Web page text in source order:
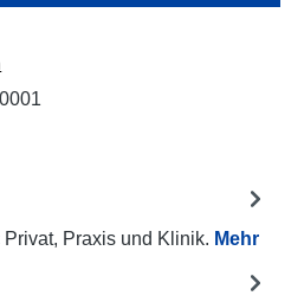
Praxis und Klinik. Mehr